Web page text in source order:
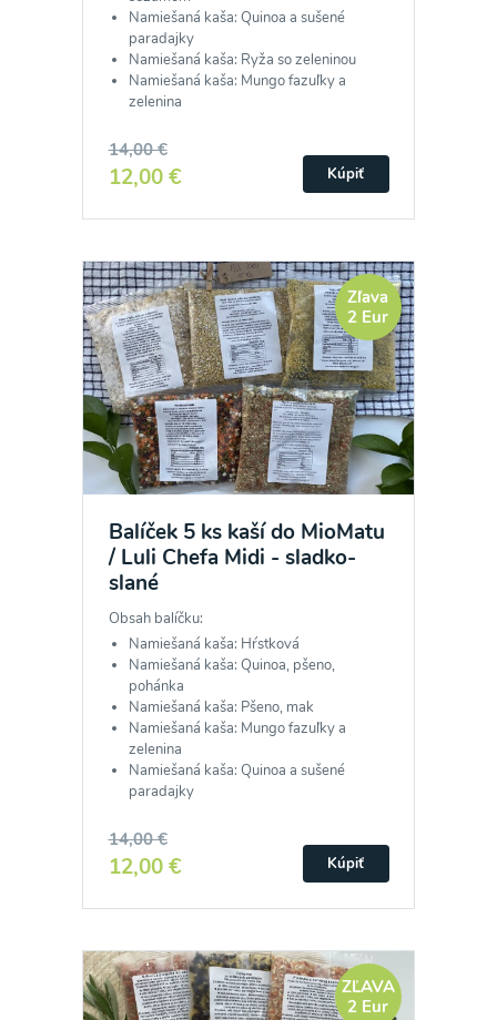
Namiešaná kaša: Quinoa a sušené
paradajky
Namiešaná kaša: Ryža so zeleninou
Namiešaná kaša: Mungo fazuľky a
zelenina
14,00 €
12,00 € Kúpiť
Zľava
2 Eur
Balíček 5 ks kaší do MioMatu
/ Luli Chefa Midi - sladko-
slané
Obsah balíčku:
Namiešaná kaša: Hŕstková
Namiešaná kaša: Quinoa, pšeno,
pohánka
Namiešaná kaša: Pšeno, mak
Namiešaná kaša: Mungo fazuľky a
zelenina
Namiešaná kaša: Quinoa a sušené
paradajky
14,00 €
12,00 € Kúpiť
ZĽAVA
2 Eur